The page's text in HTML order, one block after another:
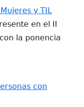
y TIL
en el II
la ponencia
con